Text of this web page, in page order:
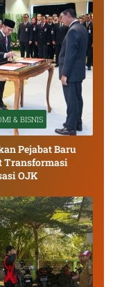
& BISNIS
Pejabat Baru
Transformasi
OJK